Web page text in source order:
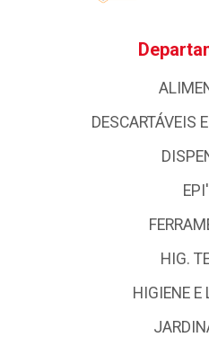
DESCARTÁVEIS
HIG.
HIGIENE